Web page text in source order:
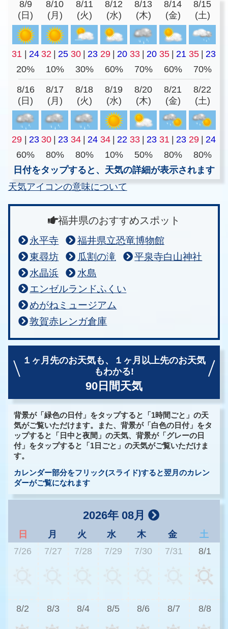
8/9
(日)
8/10
(月)
8/11
(火)
8/12
(水)
8/13
(木)
8/14
(金)
8/15
(土)
31 | 24 32 | 25 30 | 23 29 | 20 33 | 20 35 | 21 35 | 23
20%
10% 30% 60% 70% 60% 70%
8/16
(日)
8/17
(月)
8/18
(火)
8/19
(水)
8/20
(木)
8/21
(金)
8/22
(土)
29 | 23 30 | 23 34 | 24 34 | 22 33 | 23 31 | 23 29 | 24
60%
80% 80% 10% 50% 80%
80%
日付をタップすると、天気の詳細が表示されます
天気アイコンの意味について
福井県のおすすめスポット
永平寺
福井県立恐竜博物館
東尋坊
瓜割の滝
平泉寺白山神社
水晶浜
水島
エンゼルランドふくい
めがねミュージアム
敦賀赤レンガ倉庫
１ヶ月先のお天気も、
１ヶ月以上先のお天気
もわかる!
90日間天気
背景が「緑色の日付」をタップすると「1時間ごと」の天
気がご覧いただけます。また、背景が「白色の日付」をタ
ップすると「日中と夜間」の天気、背景が「グレーの日
付」をタップすると「1日ごと」の天気がご覧いただけま
す。
カレンダー部分をフリック(スライド)すると翌月のカレン
ダーがご覧になれます
2026年 08月
日 月 火 水 木 金
土
7/26
7/27 7/28 7/29 7/30 7/31 8/1
8/2 8/3 8/4 8/5 8/6 8/7 8/8